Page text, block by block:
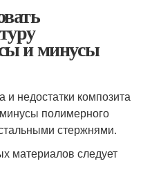
и минусы
недостатки композита
полимерного
стержнями.
материалов следует